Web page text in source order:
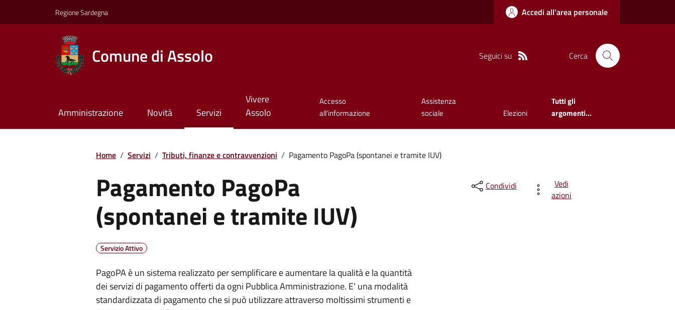
Regione Sardegna Accedi all'area personale
Comune di Assolo Seguici su Cerca
Amministrazione Novità Servizi
Vivere
Assolo
Accesso
all'informazione
Assistenza
sociale
Elezioni
Tutti gli
argomenti...
Home / Servizi / Tributi, finanze e contravvenzioni / Pagamento PagoPa (spontanei e tramite IUV)
Pagamento PagoPa
(spontanei e tramite IUV)
Servizio Attivo
PagoPA è un sistema realizzato per semplificare e aumentare la qualità e la quantità
dei servizi di pagamento offerti da ogni Pubblica Amministrazione. E' una modalità
standardizzata di pagamento che si può utilizzare attraverso moltissimi strumenti e
Condividi
Vedi
azioni